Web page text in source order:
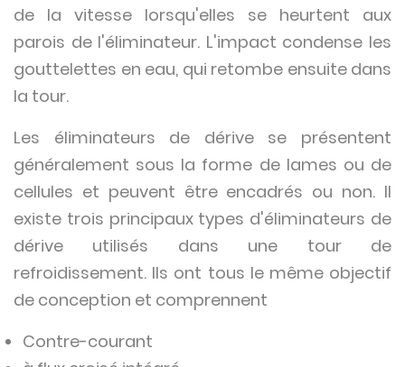
de la vitesse lorsqu'elles se heurtent aux
parois de l'éliminateur. L'impact condense les
gouttelettes en eau, qui retombe ensuite dans
la tour.
Les éliminateurs de dérive se présentent
généralement sous la forme de lames ou de
cellules et peuvent être encadrés ou non. Il
existe trois principaux types d'éliminateurs de
dérive utilisés dans une tour de
refroidissement. Ils ont tous le même objectif
de conception et comprennent
Contre-courant